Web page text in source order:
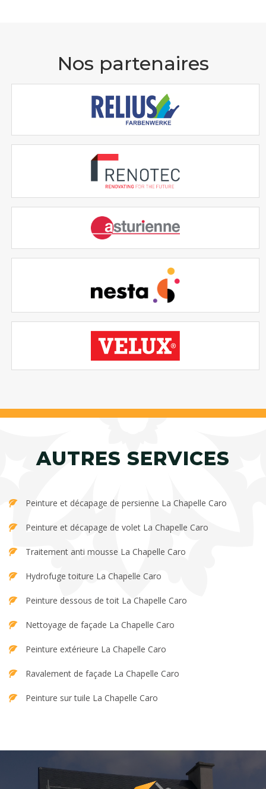
Nos partenaires
AUTRES SERVICES
Peinture et décapage de persienne La Chapelle Caro
Peinture et décapage de volet La Chapelle Caro
Traitement anti mousse La Chapelle Caro
Hydrofuge toiture La Chapelle Caro
Peinture dessous de toit La Chapelle Caro
Nettoyage de façade La Chapelle Caro
Peinture extérieure La Chapelle Caro
Ravalement de façade La Chapelle Caro
Peinture sur tuile La Chapelle Caro